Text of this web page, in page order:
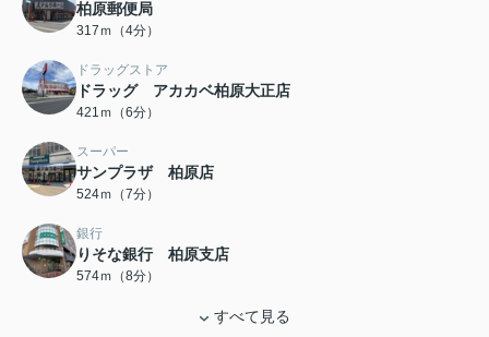
柏原郵便局
317ｍ（4分）
ドラッグストア
ドラッグ アカカベ柏原大正店
421ｍ（6分）
スーパー
サンプラザ 柏原店
524ｍ（7分）
銀行
りそな銀行 柏原支店
574ｍ（8分）
すべて見る